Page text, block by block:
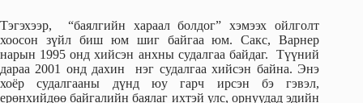
Тэгэхээр, “баялгийн хараал болдог” хэмээх ойлголт
хоосон зүйл биш юм шиг байгаа юм. Сакс, Варнер
нарын 1995 онд хийсэн анхны судалгаа байдаг. Түүний
дараа 2001 онд дахин нэг судалгаа хийсэн байна. Энэ
хоёр судалгааны дүнд юу гарч ирсэн бэ гэвэл,
ерөнхийдөө байгалийн баялаг ихтэй улс, орнуудад эдийн